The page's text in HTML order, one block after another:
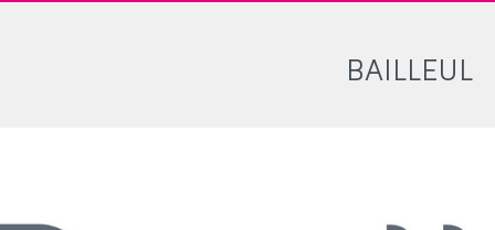
BAILLEUL